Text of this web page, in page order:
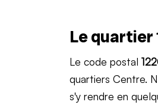
Le quartier
Le code postal
quartiers Centre.
s'y rendre en